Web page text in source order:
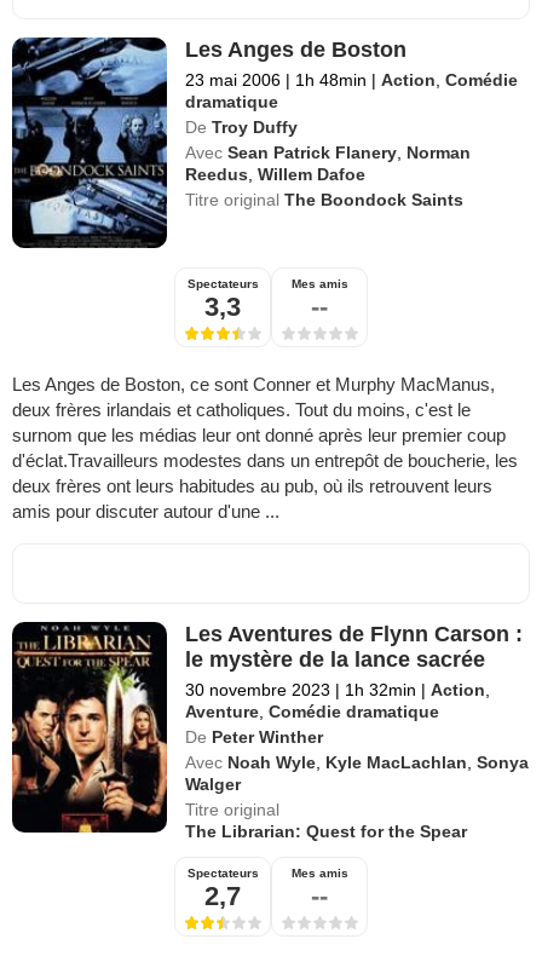
Les Anges de Boston
23 mai 2006 | 1h 48min | Action ,Comédie
dramatique
De Troy Duffy
Avec Sean Patrick Flanery Norman
Reedus ,Willem Dafoe
Titre originalThe Boondock Saints
Spectateurs
3,3
Mes amis
--
Les Anges de Boston, ce sont Conner et Murphy MacManus,
deux frères irlandais et catholiques. Tout du moins, c'est le
surnom que les médias leur ont donné après leur premier coup
d'éclat.Travailleurs modestes dans un entrepôt de boucherie, les
deux frères ont leurs habitudes au pub, où ils retrouvent leurs
amis pour discuter autour d'une ...
Les Aventures de Flynn Carson :
le mystère de la lance sacrée
30 novembre 2023 | 1h 32min | Action
Aventure ,Comédie dramatique
De Peter Winther
Avec Noah Wyle Kyle MacLachlan ,Sonya
Walger
Titre original
The Librarian: Quest for the Spear
Spectateurs
2,7
Mes amis
--